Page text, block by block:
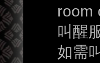
room
叫醒
如需